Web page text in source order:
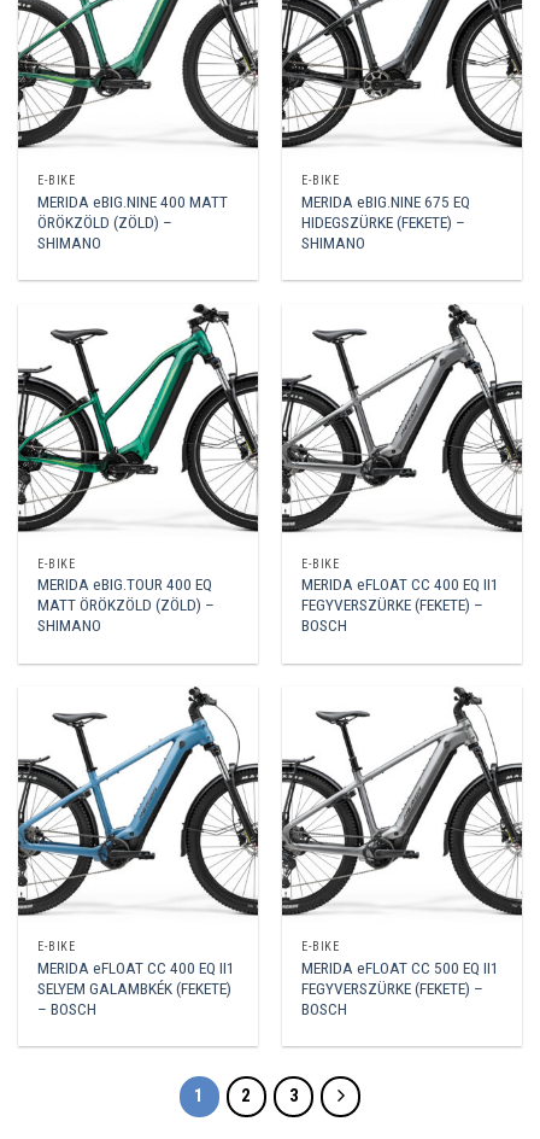
E-BIKE
MERIDA eBIG.NINE 400 MATT
ÖRÖKZÖLD (ZÖLD) –
SHIMANO
E-BIKE
MERIDA eBIG.NINE 675 EQ
HIDEGSZÜRKE (FEKETE) –
SHIMANO
E-BIKE
MERIDA eBIG.TOUR 400 EQ
MATT ÖRÖKZÖLD (ZÖLD) –
SHIMANO
E-BIKE
MERIDA eFLOAT CC 400 EQ II1
FEGYVERSZÜRKE (FEKETE) –
BOSCH
E-BIKE
MERIDA eFLOAT CC 400 EQ II1
SELYEM GALAMBKÉK (FEKETE)
– BOSCH
E-BIKE
MERIDA eFLOAT CC 500 EQ II1
FEGYVERSZÜRKE (FEKETE) –
BOSCH
1 2 3